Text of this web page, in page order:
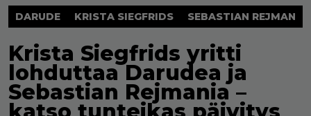
DARUDE KRISTA SIEGFRIDS SEBASTIAN REJMAN
Krista Siegfrids yritti
lohduttaa Darudea ja
Sebastian Rejmania –